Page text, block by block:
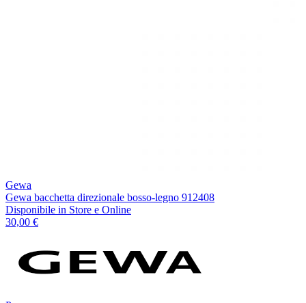
Gewa
Gewa bacchetta direzionale bosso-legno 912408
Disponibile in Store e Online
30,00 €